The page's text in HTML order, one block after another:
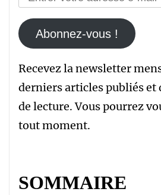
Abonnez-vous !
Recevez la newsletter
derniers articles publiés et
de lecture. Vous pourrez
tout moment.
SOMMAIRE